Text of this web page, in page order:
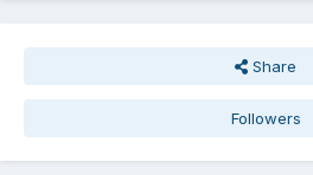
Share
Followers